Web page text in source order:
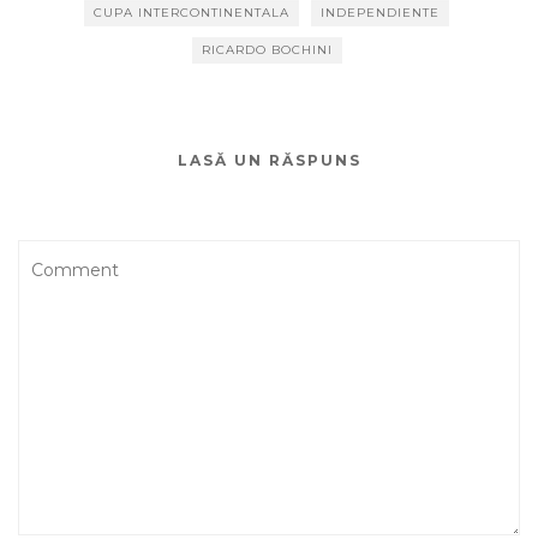
CUPA INTERCONTINENTALA INDEPENDIENTE
RICARDO BOCHINI
LASĂ UN RĂSPUNS